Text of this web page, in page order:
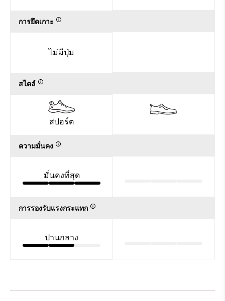
การยึดเกาะ
ไม่มีปุ่ม
สไตล์
สปอร์ต
ความมั่นคง
มั่นคงที่สุด
การรองรับแรงกระแทก
ปานกลาง